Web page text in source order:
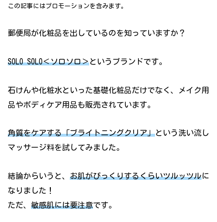
この記事にはプロモーションを含みます。
郵便局が化粧品を出しているのを知っていますか？
SOLO SOLO＜ソロソロ＞というブランドです。
石けんや化粧水といった基礎化粧品だけでなく、メイク用
品やボディケア用品も販売されています。
角質をケアする「ブライトニングクリア」という洗い流し
マッサージ料を試してみました。
結論からいうと、 お肌がびっくりするくらいツルッツルに
なりました！
ただ、 敏感肌には要注意です。